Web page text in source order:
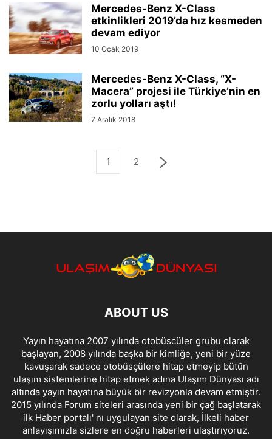
Mercedes-Benz X-Class
etkinlikleri 2019’da hız kesmeden
devam ediyor
10 Ocak 2019
Mercedes-Benz X-Class, “X-
Macera” projesi ile Türkiye’nin en
zorlu yolları aştı!
7 Aralık 2018
1 2
ABOUT US
Yayın hayatına 2007 yılında otobüscüler grubu olarak
başlayan, 2008 yılında başka bir kimliğe, yeni bir yüze
kavuşarak sadece otobüsçülere hitap etmeyip bütün
ulaşım sistemlerine hitap etmek adına Ulaşım Dünyası adı
altında yayın hayatına büyük bir revizyonla devam etmiştir.
2015 yılında Forum siteleri arasında yeni bir çağ başlatarak
ilk Haber portalı' nı uygulayan site olarak, İlkeli haber
anlayışımızla sizlere en doğru haberleri ulaştırıyoruz.